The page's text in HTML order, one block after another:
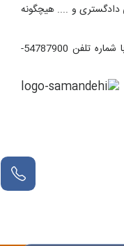
دادگستری و .... هیچگونه
جهت ارئه انتقادات، پیشنهادات و شکایات با شماره تلفن 54787900-